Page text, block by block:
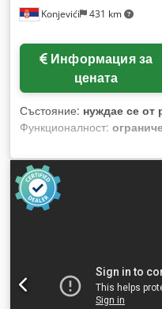
Konjevići 431 km
Информация за
цената
Състояние: нуждае се от
Функционалност:
,
управление:NC
полуавтоматичен
22 804 h
ламарина:
1 500 мм, работна
3 000 мм, AMADA LC3015